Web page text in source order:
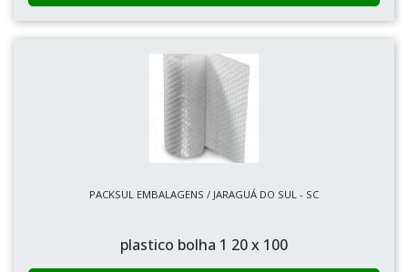
PACKSUL EMBALAGENS / JARAGUÁ DO SUL - SC
plastico bolha 1 20 x 100